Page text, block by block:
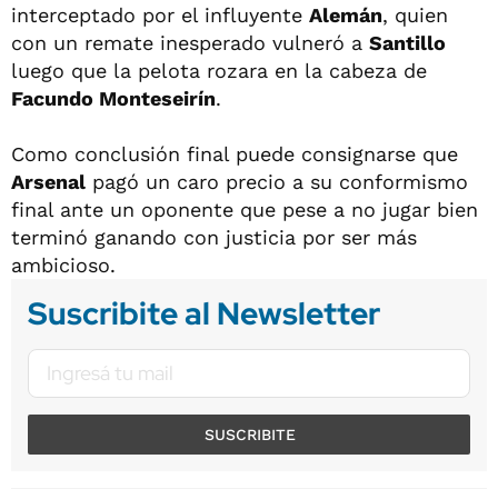
interceptado por el influyente Alemán, quien
con un remate inesperado vulneró a Santillo
luego que la pelota rozara en la cabeza de
Facundo Monteseirín.
Como conclusión final puede consignarse que
Arsenal pagó un caro precio a su conformismo
final ante un oponente que pese a no jugar bien
terminó ganando con justicia por ser más
ambicioso.
Suscribite al Newsletter
SUSCRIBITE